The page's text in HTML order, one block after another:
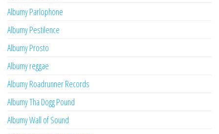
Albumy Parlophone
Albumy Pestilence
Albumy Prosto
Albumy reggae
Albumy Roadrunner Records
Albumy Tha Dogg Pound
Albumy Wall of Sound